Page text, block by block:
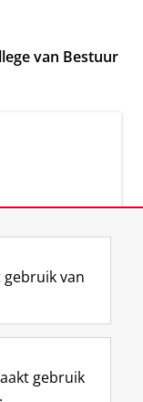
van Bestuur
I
n
t
Y
o
T
van
gebruik